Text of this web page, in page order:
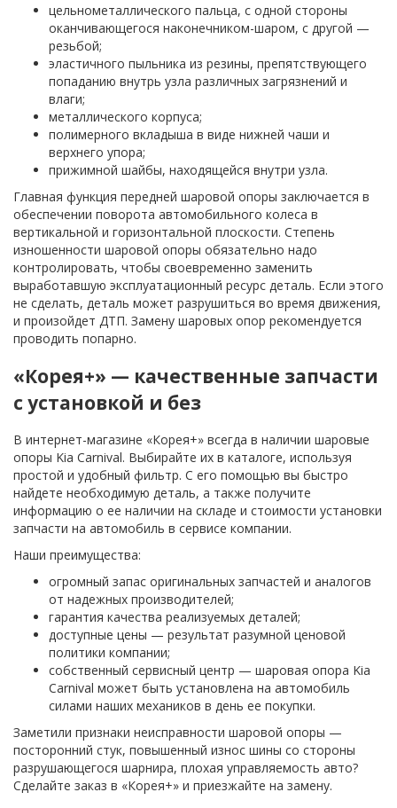
цельнометаллического пальца, с одной стороны
оканчивающегося наконечником-шаром, с другой —
резьбой;
эластичного пыльника из резины, препятствующего
попаданию внутрь узла различных загрязнений и
влаги;
металлического корпуса;
полимерного вкладыша в виде нижней чаши и
верхнего упора;
прижимной шайбы, находящейся внутри узла.
Главная функция передней шаровой опоры заключается в
обеспечении поворота автомобильного колеса в
вертикальной и горизонтальной плоскости. Степень
изношенности шаровой опоры обязательно надо
контролировать, чтобы своевременно заменить
выработавшую эксплуатационный ресурс деталь. Если этого
не сделать, деталь может разрушиться во время движения,
и произойдет ДТП. Замену шаровых опор рекомендуется
проводить попарно.
«Корея+» — качественные запчасти
с установкой и без
В интернет-магазине «Корея+» всегда в наличии шаровые
опоры Kia Carnival. Выбирайте их в каталоге, используя
простой и удобный фильтр. С его помощью вы быстро
найдете необходимую деталь, а также получите
информацию о ее наличии на складе и стоимости установки
запчасти на автомобиль в сервисе компании.
Наши преимущества:
огромный запас оригинальных запчастей и аналогов
от надежных производителей;
гарантия качества реализуемых деталей;
доступные цены — результат разумной ценовой
политики компании;
собственный сервисный центр — шаровая опора Kia
Carnival может быть установлена на автомобиль
силами наших механиков в день ее покупки.
Заметили признаки неисправности шаровой опоры —
посторонний стук, повышенный износ шины со стороны
разрушающегося шарнира, плохая управляемость авто?
Сделайте заказ в «Корея+» и приезжайте на замену.